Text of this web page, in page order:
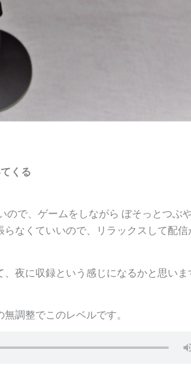
くる
で、ゲームをしながら ぼそっとつぶ
なくていいので、リラックスして配信
夜に収録という感じになるかと思いま
調整でこのレベルです。